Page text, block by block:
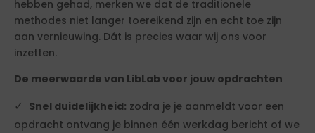
hebben gehad, merken we dat de traditionele
methodes niet langer toereikend zijn en echt toe zijn
aan vernieuwing. Dát is precies waar wij ons voor
inzetten.
De meerwaarde van LibLab voor jouw opdrachten
Snel duidelijkheid: zodra je je aanmeldt voor een
opdracht ontvang je binnen één werkdag bericht of we